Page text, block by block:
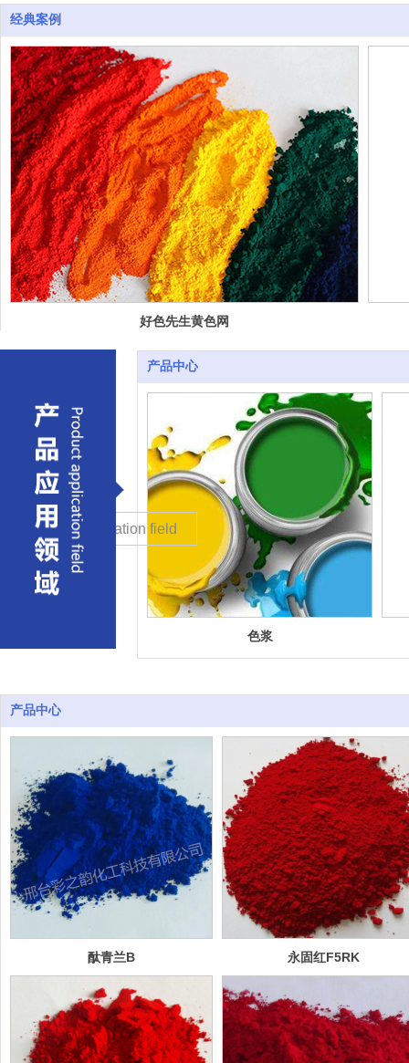
经典案例
好色先生黄色网
产品中心
色浆
色浆
Product application field
产品中心
酞青兰B 永固红F5RK